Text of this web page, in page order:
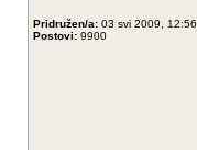
Pridružen/a: 03 svi 2009, 12:56
Postovi: 9900